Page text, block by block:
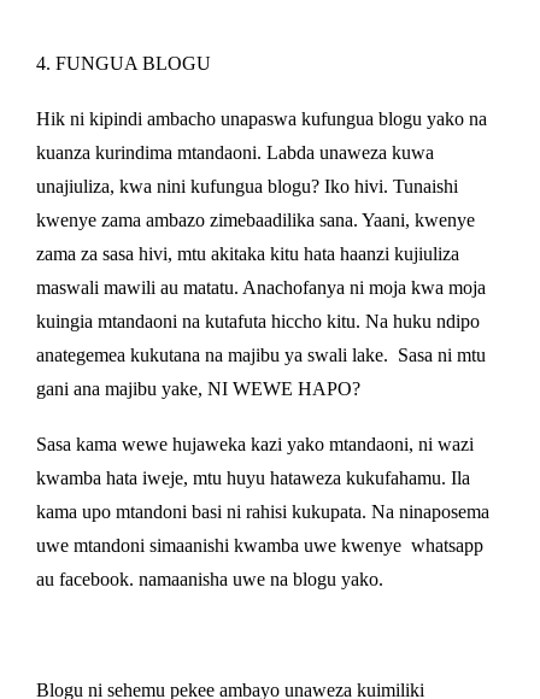
4. FUNGUA BLOGU
Hik ni kipindi ambacho unapaswa kufungua blogu yako na
kuanza kurindima mtandaoni. Labda unaweza kuwa
unajiuliza, kwa nini kufungua blogu? Iko hivi. Tunaishi
kwenye zama ambazo zimebaadilika sana. Yaani, kwenye
zama za sasa hivi, mtu akitaka kitu hata haanzi kujiuliza
maswali mawili au matatu. Anachofanya ni moja kwa moja
kuingia mtandaoni na kutafuta hiccho kitu. Na huku ndipo
anategemea kukutana na majibu ya swali lake. Sasa ni mtu
gani ana majibu yake, NI WEWE HAPO?
Sasa kama wewe hujaweka kazi yako mtandaoni, ni wazi
kwamba hata iweje, mtu huyu hataweza kukufahamu. Ila
kama upo mtandoni basi ni rahisi kukupata. Na ninaposema
uwe mtandoni simaanishi kwamba uwe kwenye whatsapp
au facebook. namaanisha uwe na blogu yako.
Blogu ni sehemu pekee ambayo unaweza kuimiliki